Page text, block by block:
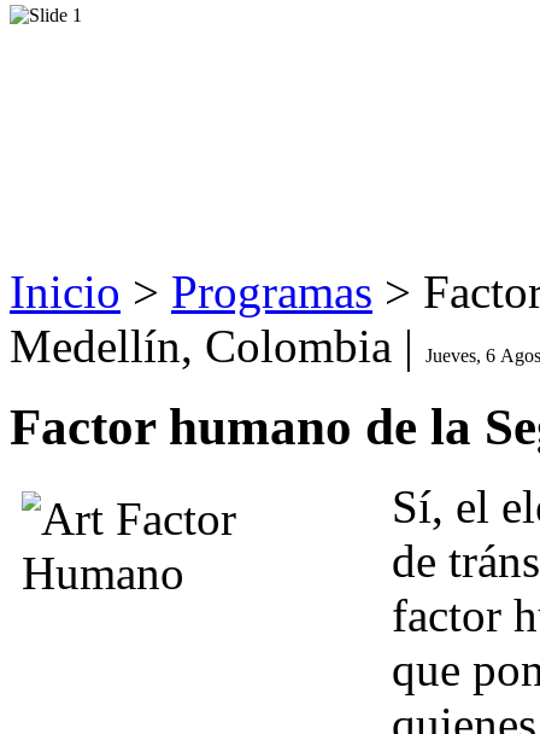
Inicio > Programas >
Medellín, Colombia |
Jueves, 6
Factor humano de la
Sí, el
de
factor
que